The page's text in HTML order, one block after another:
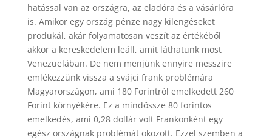
hatással van az országra, az eladóra és a vásárlóra
is. Amikor egy ország pénze nagy kilengéseket
produkál, akár folyamatosan veszít az értékéből
akkor a kereskedelem leáll, amit láthatunk most
Venezuelában. De nem menjünk ennyire messzire
emlékezzünk vissza a svájci frank problémára
Magyarországon, ami 180 Forintról emelkedett 260
Forint környékére. Ez a mindössze 80 forintos
emelkedés, ami 0,28 dollár volt Frankonként egy
egész országnak problémát okozott. Ezzel szemben a